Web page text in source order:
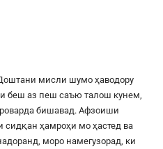
мисли шумо ҳаводору
беш аз пеш саъю талош кунем,
бишавад. Афзоиши
ҳамроҳи мо ҳастед ва
моро намегузорад, ки